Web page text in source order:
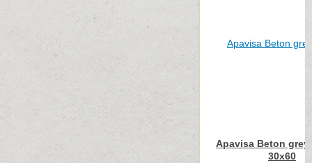
Apavisa Beton
30x60